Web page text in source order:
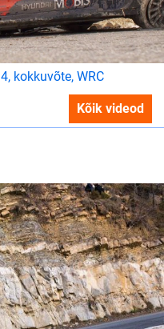
kokkuvõte, WRC
Kõik videod